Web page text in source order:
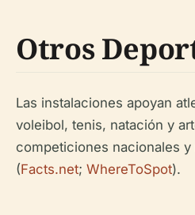
Otros
Las instalaciones apoyan
voleibol, tenis, natación y
competiciones nacionales
(Facts.net; WhereToSpot).